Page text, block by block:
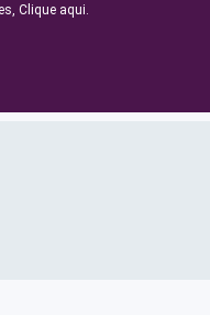
Clique aqui.